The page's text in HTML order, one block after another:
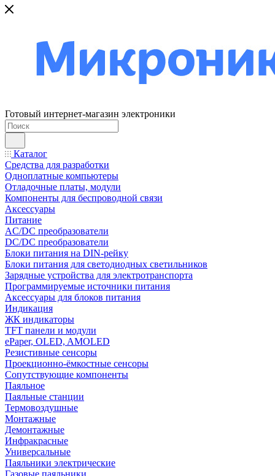
Готовый интернет-магазин электроники
Каталог
Средства для разработки
Одноплатные компьютеры
Отладочные платы, модули
Компоненты для беспроводной связи
Аксессуары
Питание
AC/DC преобразователи
DC/DC преобразователи
Блоки питания на DIN-рейку
Блоки питания для светодиодных светильников
Зарядные устройства для электротранспорта
Программируемые источники питания
Аксессуары для блоков питания
Индикация
ЖК индикаторы
TFT панели и модули
ePaper, OLED, AMOLED
Резистивные сенсоры
Проекционно-ёмкостные сенсоры
Сопутствующие компоненты
Паяльное
Паяльные станции
Термовоздушные
Монтажные
Демонтажные
Инфракрасные
Универсальные
Паяльники электрические
Газовые паяльники